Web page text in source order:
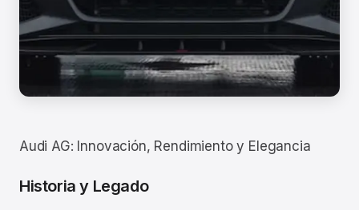
Audi AG: Innovación, Rendimiento y Elegancia
Historia y Legado